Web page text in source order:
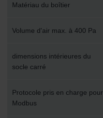
Matériau du boîtier
Volume d'air max. à 400 Pa
dimensions intérieures du
socle carré
Protocole pris en charge pour
Modbus